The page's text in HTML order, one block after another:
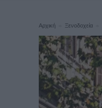
Αρχική Ξενοδοχεία